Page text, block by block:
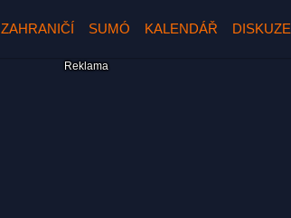
ZAHRANIČÍ SUMÓ KALENDÁŘ DISKUZE